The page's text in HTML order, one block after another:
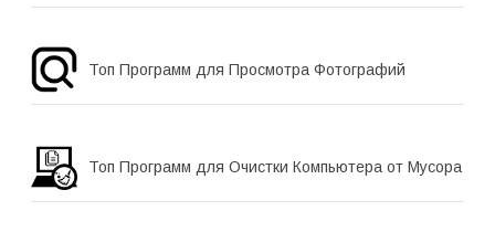
Топ Программ для Просмотра Фотографий
Топ Программ для Очистки Компьютера от Мусора